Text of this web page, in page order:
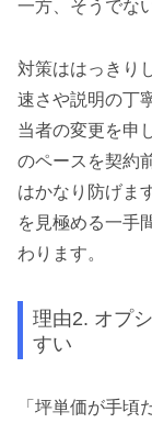
一方、そうでな
対策ははっきり
速さや説明の丁
当者の変更を申
のペースを契約
はかなり防げま
を見極める一手
わります。
理由2. オプ
すい
「坪単価が手頃